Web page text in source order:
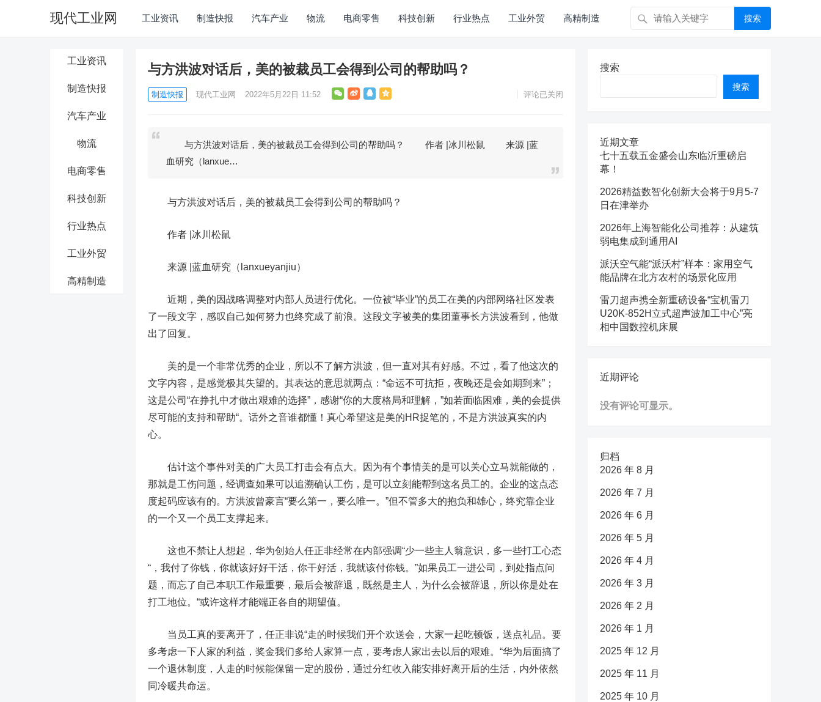
现代工业网 工业资讯 制造快报 汽车产业 物流 电商零售 科技创新 行业热点 工业外贸 高精制造 搜索
工业资讯
制造快报
汽车产业
物流
电商零售
科技创新
行业热点
工业外贸
高精制造
与方洪波对话后，美的被裁员工会得到公司的帮助吗？
制造快报 现代工业网 2022年5月22日 11:52 评论已关闭
与方洪波对话后，美的被裁员工会得到公司的帮助吗？ 作者 |冰川松鼠 来源 |蓝
血研究（lanxue…
与方洪波对话后，美的被裁员工会得到公司的帮助吗？
作者 |冰川松鼠
来源 |蓝血研究（lanxueyanjiu）
近期，美的因战略调整对内部人员进行优化。一位被“毕业”的员工在美的内部网络社区发表
了一段文字，感叹自己如何努力也终究成了前浪。这段文字被美的集团董事长方洪波看到，他做
出了回复。
美的是一个非常优秀的企业，所以不了解方洪波，但一直对其有好感。不过，看了他这次的
文字内容，是感觉极其失望的。其表达的意思就两点：“命运不可抗拒，夜晚还是会如期到来”；
这是公司“在挣扎中才做出艰难的选择”，感谢“你的大度格局和理解，”如若面临困难，美的会提供
尽可能的支持和帮助“。话外之音谁都懂！真心希望这是美的HR捉笔的，不是方洪波真实的内
心。
估计这个事件对美的广大员工打击会有点大。因为有个事情美的是可以关心立马就能做的，
那就是工伤问题，经调查如果可以追溯确认工伤，是可以立刻能帮到这名员工的。企业的这点态
度起码应该有的。方洪波曾豪言“要么第一，要么唯一。”但不管多大的抱负和雄心，终究靠企业
的一个又一个员工支撑起来。
这也不禁让人想起，华为创始人任正非经常在内部强调“少一些主人翁意识，多一些打工心态
“，我付了你钱，你就该好好干活，你干好活，我就该付你钱。”如果员工一进公司，到处指点问
题，而忘了自己本职工作最重要，最后会被辞退，既然是主人，为什么会被辞退，所以你是处在
打工地位。“或许这样才能端正各自的期望值。
当员工真的要离开了，任正非说“走的时候我们开个欢送会，大家一起吃顿饭，送点礼品。要
多考虑一下人家的利益，奖金我们多给人家算一点，要考虑人家出去以后的艰难。“华为后面搞了
一个退休制度，人走的时候能保留一定的股份，通过分红收入能安排好离开后的生活，内外依然
同冷暖共命运。
搜索
搜索
近期文章
七十五载五金盛会山东临沂重磅启
幕！
2026精益数智化创新大会将于9月5-7
日在津举办
2026年上海智能化公司推荐：从建筑
弱电集成到通用AI
派沃空气能“派沃村”样本：家用空气
能品牌在北方农村的场景化应用
雷刀超声携全新重磅设备“宝机雷刀
U20K-852H立式超声波加工中心”亮
相中国数控机床展
近期评论
没有评论可显示。
归档
2026 年 8 月
2026 年 7 月
2026 年 6 月
2026 年 5 月
2026 年 4 月
2026 年 3 月
2026 年 2 月
2026 年 1 月
2025 年 12 月
2025 年 11 月
2025 年 10 月